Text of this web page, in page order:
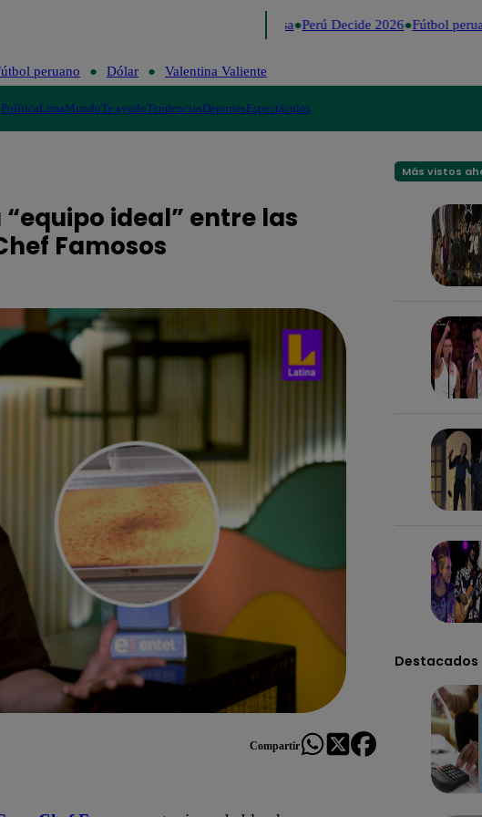
Me Caigo de Risa Perú Decide 2026 Fútbol
peruano Dólar Valentina Valiente
PolíticaLimaMundoTe ayudoTendenciasDeportesEspectáculos
ideal” entre las
Famosos
Compartir
Más vistos
Destacados